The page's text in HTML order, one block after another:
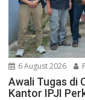
6 August 2026
Awali Tugas di
Kantor IPJI